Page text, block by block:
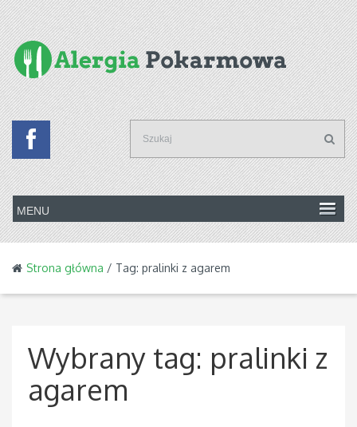
Strona główna / Tag: pralinki z agarem
Wybrany tag: pralinki z
agarem